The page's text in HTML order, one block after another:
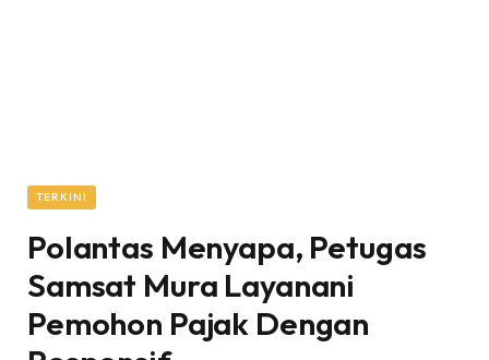
TERKINI
Polantas Menyapa, Petugas
Samsat Mura Layanani
Pemohon Pajak Dengan